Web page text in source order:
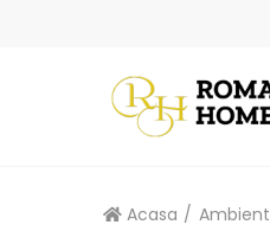
Acasa Ambient